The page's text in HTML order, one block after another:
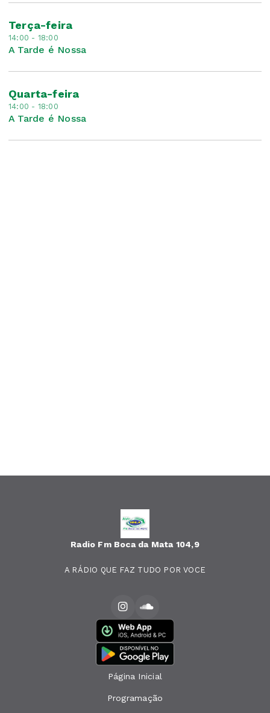
Terça-feira
14:00 - 18:00
A Tarde é Nossa
Quarta-feira
14:00 - 18:00
A Tarde é Nossa
Radio Fm Boca da Mata 104,9
A RÁDIO QUE FAZ TUDO POR VOCE
Página Inicial
Programação